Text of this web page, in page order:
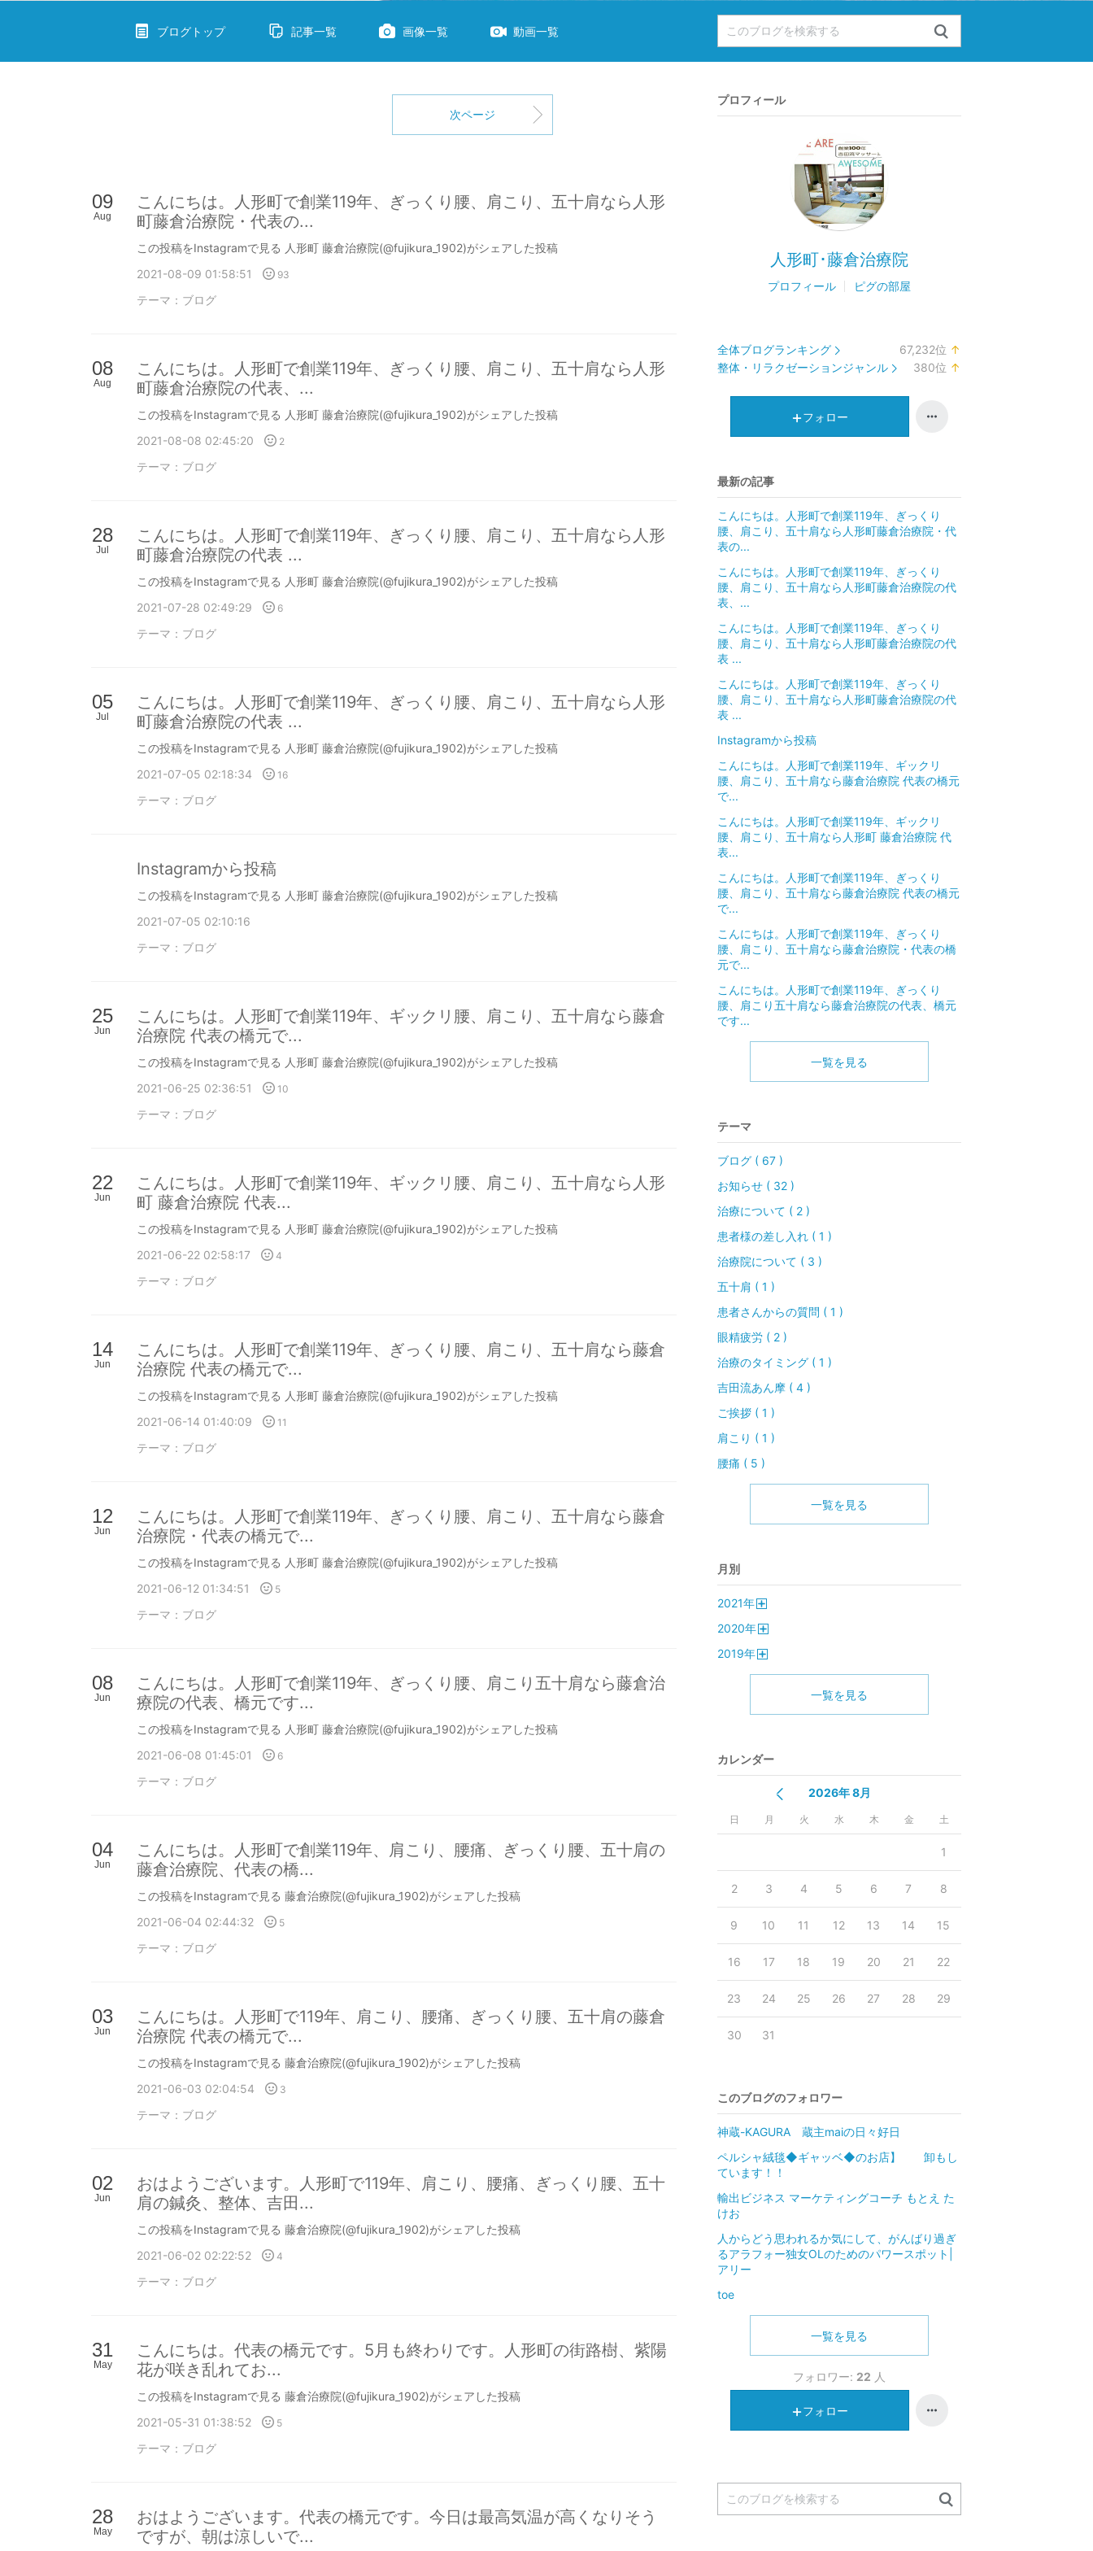
ブログトップ 記事一覧 画像一覧 動画一覧
次ページ
09
Aug
こんにちは。人形町で創業119年、ぎっくり腰、肩こり、五十肩なら人形
町藤倉治療院・代表の...
この投稿をInstagramで見る 人形町 藤倉治療院(@fujikura_1902)がシェアした投稿
2021-08-09 01:58:51
93
テーマ： ブログ
08
Aug
こんにちは。人形町で創業119年、ぎっくり腰、肩こり、五十肩なら人形
町藤倉治療院の代表、...
この投稿をInstagramで見る 人形町 藤倉治療院(@fujikura_1902)がシェアした投稿
2021-08-08 02:45:20
2
テーマ： ブログ
28
Jul
こんにちは。人形町で創業119年、ぎっくり腰、肩こり、五十肩なら人形
町藤倉治療院の代表 ...
この投稿をInstagramで見る 人形町 藤倉治療院(@fujikura_1902)がシェアした投稿
2021-07-28 02:49:29
6
テーマ： ブログ
05
Jul
こんにちは。人形町で創業119年、ぎっくり腰、肩こり、五十肩なら人形
町藤倉治療院の代表 ...
この投稿をInstagramで見る 人形町 藤倉治療院(@fujikura_1902)がシェアした投稿
2021-07-05 02:18:34
16
テーマ： ブログ
Instagramから投稿
この投稿をInstagramで見る 人形町 藤倉治療院(@fujikura_1902)がシェアした投稿
2021-07-05 02:10:16
テーマ： ブログ
25
Jun
こんにちは。人形町で創業119年、ギックリ腰、肩こり、五十肩なら藤倉
治療院 代表の橋元で...
この投稿をInstagramで見る 人形町 藤倉治療院(@fujikura_1902)がシェアした投稿
2021-06-25 02:36:51
10
テーマ： ブログ
22
Jun
こんにちは。人形町で創業119年、ギックリ腰、肩こり、五十肩なら人形
町 藤倉治療院 代表...
この投稿をInstagramで見る 人形町 藤倉治療院(@fujikura_1902)がシェアした投稿
2021-06-22 02:58:17
4
テーマ： ブログ
14
Jun
こんにちは。人形町で創業119年、ぎっくり腰、肩こり、五十肩なら藤倉
治療院 代表の橋元で...
この投稿をInstagramで見る 人形町 藤倉治療院(@fujikura_1902)がシェアした投稿
2021-06-14 01:40:09
11
テーマ： ブログ
12
Jun
こんにちは。人形町で創業119年、ぎっくり腰、肩こり、五十肩なら藤倉
治療院・代表の橋元で...
この投稿をInstagramで見る 人形町 藤倉治療院(@fujikura_1902)がシェアした投稿
2021-06-12 01:34:51
5
テーマ： ブログ
08
Jun
こんにちは。人形町で創業119年、ぎっくり腰、肩こり五十肩なら藤倉治
療院の代表、橋元です...
この投稿をInstagramで見る 人形町 藤倉治療院(@fujikura_1902)がシェアした投稿
2021-06-08 01:45:01
6
テーマ： ブログ
04
Jun
こんにちは。人形町で創業119年、肩こり、腰痛、ぎっくり腰、五十肩の
藤倉治療院、代表の橋...
この投稿をInstagramで見る 藤倉治療院(@fujikura_1902)がシェアした投稿
2021-06-04 02:44:32
5
テーマ： ブログ
03
Jun
こんにちは。人形町で119年、肩こり、腰痛、ぎっくり腰、五十肩の藤倉
治療院 代表の橋元で...
この投稿をInstagramで見る 藤倉治療院(@fujikura_1902)がシェアした投稿
2021-06-03 02:04:54
3
テーマ： ブログ
02
Jun
おはようございます。人形町で119年、肩こり、腰痛、ぎっくり腰、五十
肩の鍼灸、整体、吉田...
この投稿をInstagramで見る 藤倉治療院(@fujikura_1902)がシェアした投稿
2021-06-02 02:22:52
4
テーマ： ブログ
31
May
こんにちは。代表の橋元です。5月も終わりです。人形町の街路樹、紫陽
花が咲き乱れてお...
この投稿をInstagramで見る 藤倉治療院(@fujikura_1902)がシェアした投稿
2021-05-31 01:38:52
5
テーマ： ブログ
28
May
おはようございます。代表の橋元です。今日は最高気温が高くなりそう
ですが、朝は涼しいで...
プロフィール
人形町･藤倉治療院
プロフィール ピグの部屋
全体ブログランキング 67,232位 ↑
整体・リラクゼーションジャンル 380位 ↑
フォロー
最新の記事
こんにちは。人形町で創業119年、ぎっくり
腰、肩こり、五十肩なら人形町藤倉治療院・代
表の...
こんにちは。人形町で創業119年、ぎっくり
腰、肩こり、五十肩なら人形町藤倉治療院の代
表、...
こんにちは。人形町で創業119年、ぎっくり
腰、肩こり、五十肩なら人形町藤倉治療院の代
表 ...
こんにちは。人形町で創業119年、ぎっくり
腰、肩こり、五十肩なら人形町藤倉治療院の代
表 ...
Instagramから投稿
こんにちは。人形町で創業119年、ギックリ
腰、肩こり、五十肩なら藤倉治療院 代表の橋元
で...
こんにちは。人形町で創業119年、ギックリ
腰、肩こり、五十肩なら人形町 藤倉治療院 代
表...
こんにちは。人形町で創業119年、ぎっくり
腰、肩こり、五十肩なら藤倉治療院 代表の橋元
で...
こんにちは。人形町で創業119年、ぎっくり
腰、肩こり、五十肩なら藤倉治療院・代表の橋
元で...
こんにちは。人形町で創業119年、ぎっくり
腰、肩こり五十肩なら藤倉治療院の代表、橋元
です...
一覧を見る
テーマ
ブログ ( 67 )
お知らせ ( 32 )
治療について ( 2 )
患者様の差し入れ ( 1 )
治療院について ( 3 )
五十肩 ( 1 )
患者さんからの質問 ( 1 )
眼精疲労 ( 2 )
治療のタイミング ( 1 )
吉田流あん摩 ( 4 )
ご挨拶 ( 1 )
肩こり ( 1 )
腰痛 ( 5 )
一覧を見る
月別
2021年
2020年
2019年
一覧を見る
カレンダー
2026年 8月
日 月 火 水 木 金 土
1
2 3 4 5 6 7 8
9 10 11 12 13 14 15
16 17 18 19 20 21 22
23 24 25 26 27 28 29
30 31
このブログのフォロワー
神蔵-KAGURA 蔵主maiの日々好日
ペルシャ絨毯◆ギャッベ◆のお店】 卸もし
ています！！
輸出ビジネス マーケティングコーチ もとえ た
けお
人からどう思われるか気にして、がんばり過ぎ
るアラフォー独女OLのためのパワースポット|
アリー
toe
一覧を見る
フォロワー: 22 人
フォロー